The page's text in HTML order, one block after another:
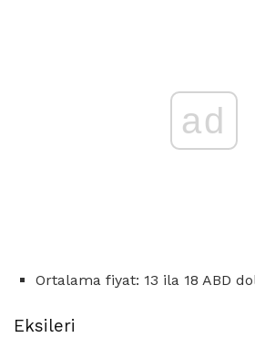
ad
Ortalama fiyat: 13 ila 18 ABD
Eksileri